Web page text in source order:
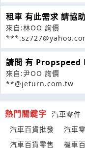
租車 有此需求 請協
來自:林OO 詢價
請問 有 Propspeed
來自:尹OO 詢價
**@jeturn.com.tw
熱門關鍵字 汽車零件
汽車百貨批發
汽車
汽車百貨零售
機車